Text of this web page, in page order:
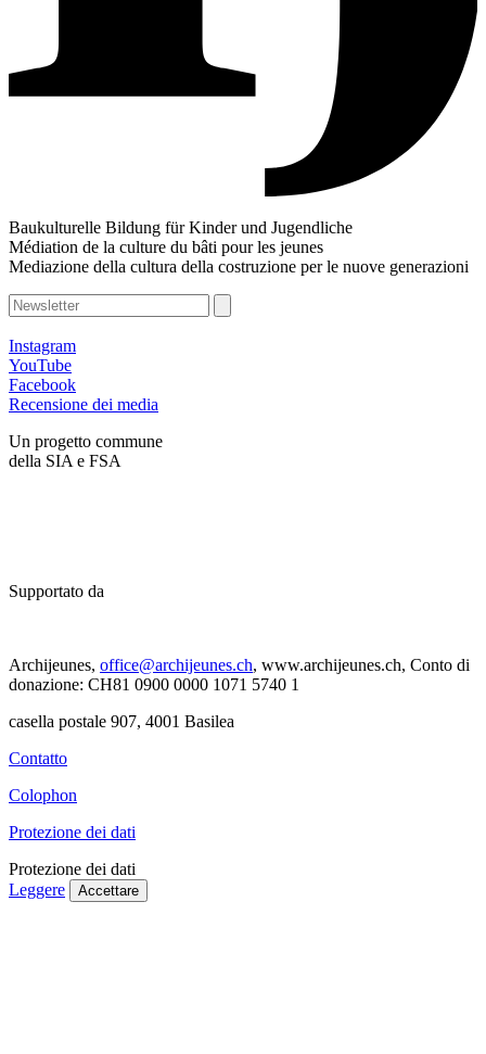
Baukulturelle Bildung für Kinder und Jugendliche
Médiation de la culture du bâti pour les jeunes
Mediazione della cultura della costruzione per le nuove generazioni
Instagram
YouTube
Facebook
Recensione dei media
Un progetto commune
della SIA e FSA
Supportato da
Archijeunes, office@archijeunes.ch, www.archijeunes.ch, Conto di
donazione: CH81 0900 0000 1071 5740 1
casella postale 907, 4001 Basilea
Contatto
Colophon
Protezione dei dati
Protezione dei dati
Leggere
Accettare